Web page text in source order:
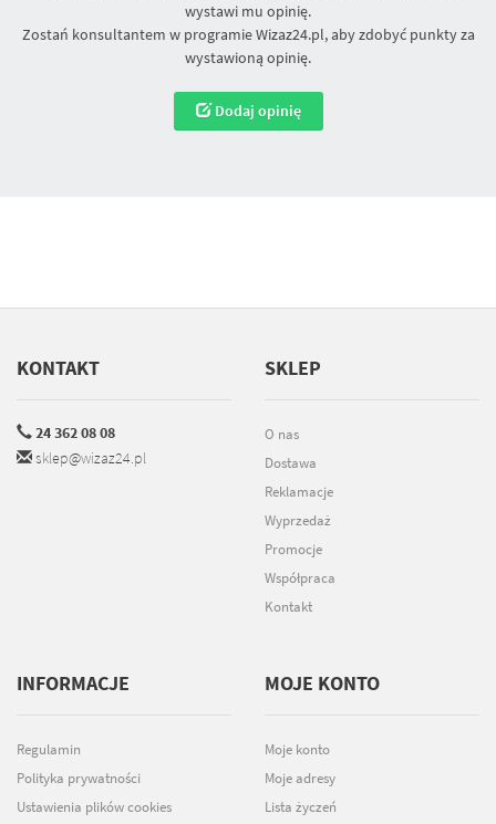
wystawi mu opinię.
Zostań konsultantem w programie Wizaz24.pl, aby zdobyć punkty za
wystawioną opinię.
Dodaj opinię
KONTAKT
24 362 08 08
sklep@wizaz24.pl
SKLEP
O nas
Dostawa
Reklamacje
Wyprzedaż
Promocje
Współpraca
Kontakt
INFORMACJE
Regulamin
Polityka prywatności
Ustawienia plików cookies
MOJE KONTO
Moje konto
Moje adresy
Lista życzeń